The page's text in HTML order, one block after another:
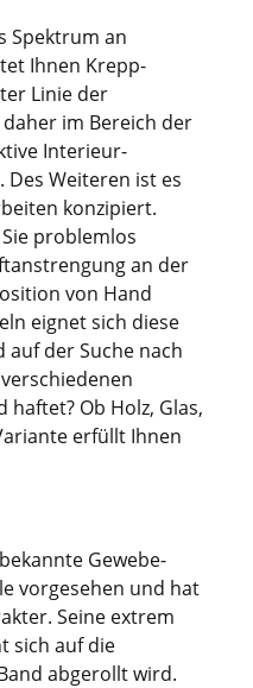
Spektrum an
Ihnen Krepp-
Linie der
im Bereich der
Interieur-
Weiteren ist es
konzipiert.
problemlos
an der
von Hand
eignet sich diese
auf der Suche nach
Ob Holz, Glas,
erfüllt Ihnen
Gewebe-
vorgesehen und hat
Seine extrem
sich auf die
abgerollt wird.